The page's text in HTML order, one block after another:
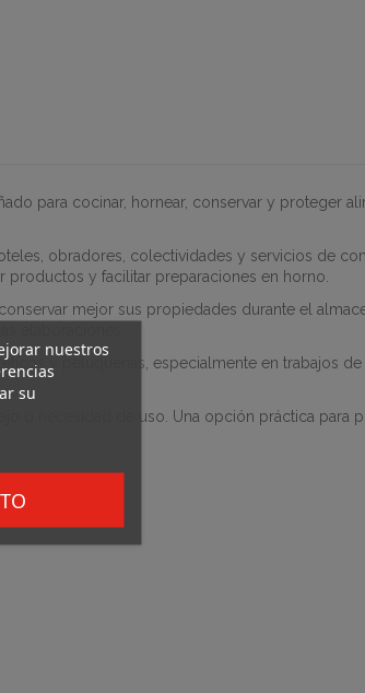
nuestros
su
para cocinar, hornear, conservar y proteger
obradores, colectividades y servicios de
y facilitar preparaciones en horno.
mejor sus propiedades durante el
elaboraciones.
y peluquerías, especialmente en trabajos
o necesidad de uso. Una opción práctica para